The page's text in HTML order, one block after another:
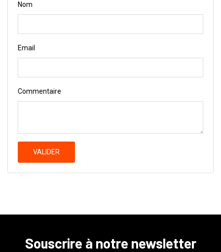
Nom
Email
Commentaire
VALIDER
Souscrire à notre newsletter